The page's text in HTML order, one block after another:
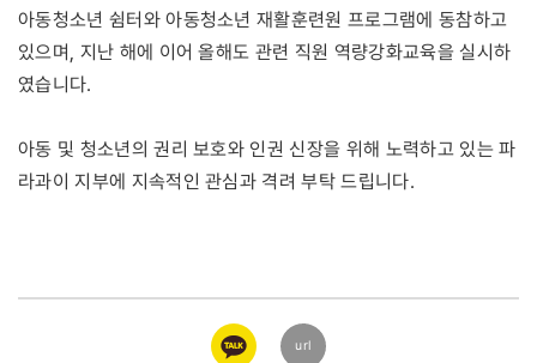
아동청소년 쉼터와 아동청소년 재활훈련원 프로그램에 동참하고
있으며, 지난 해에 이어 올해도 관련 직원 역량강화교육을 실시하
였습니다.
아동 및 청소년의 권리 보호와 인권 신장을 위해 노력하고 있는 파
라과이 지부에 지속적인 관심과 격려 부탁 드립니다.
카카오
링크
url